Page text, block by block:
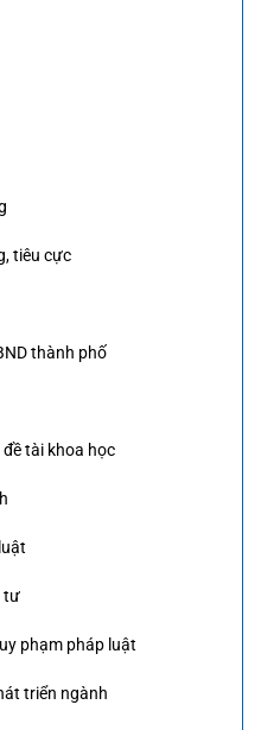
tiêu cực
thành phố
tài khoa học
tư
phạm pháp luật
triển ngành